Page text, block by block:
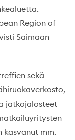
Region of
Saimaan
sekä
jatkojalosteet
kasvanut mm.